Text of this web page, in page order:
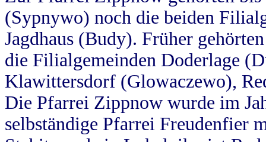
(Sypnywo) noch die beiden
Jagdhaus (Budy). Früher
die Filialgemeinden Doderlage
Klawittersdorf (Glowaczewo),
Die Pfarrei Zippnow wurde im
selbständige Pfarrei Freudenfier